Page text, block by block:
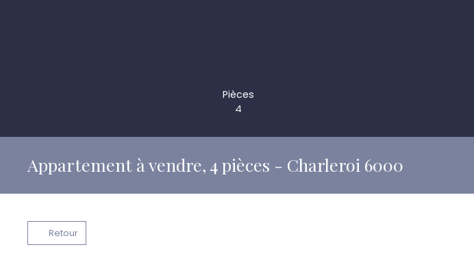
Pièces
4
Appartement à vendre, 4 pièces - Charleroi 6000
Retour